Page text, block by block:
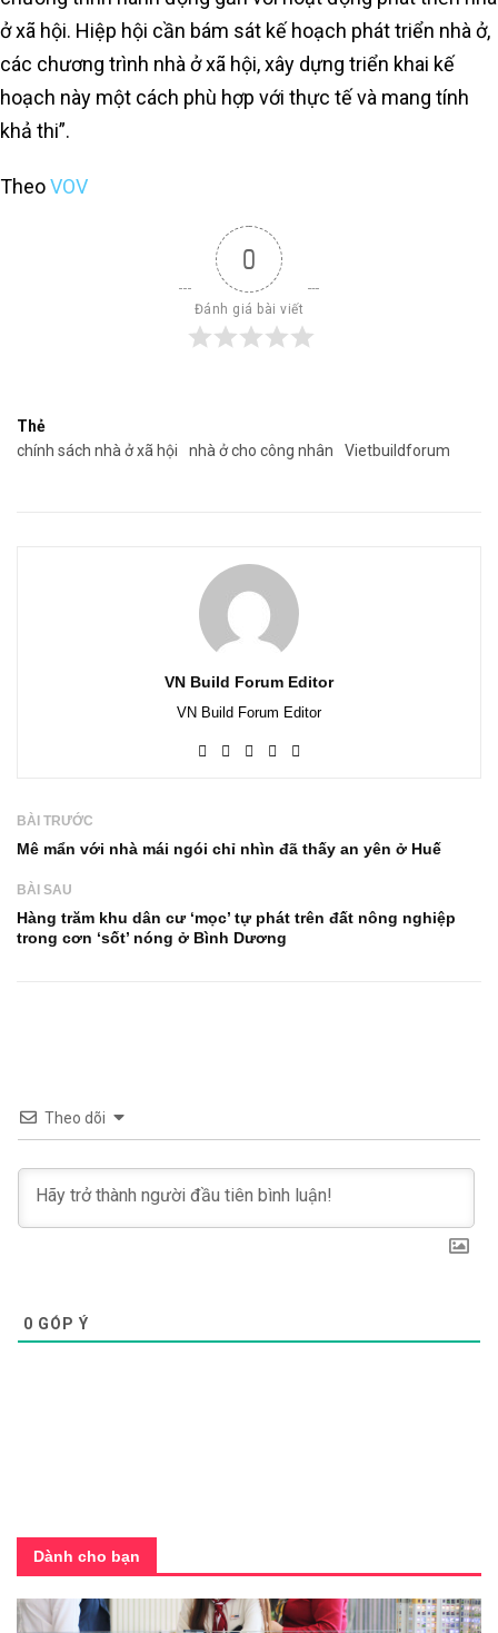
ở xã hội. Hiệp hội cần bám sát kế hoạch phát triển nhà ở,
các chương trình nhà ở xã hội, xây dựng triển khai kế
hoạch này một cách phù hợp với thực tế và mang tính
khả thi”.
TheoVOV
0
Đánh giá bài viết
Thẻ
chính sách nhà ở xã hội
nhà ở cho công nhân Vietbuildforum
VN Build Forum Editor
VN Build Forum Editor
BÀI TRƯỚC
Mê mẩn với nhà mái ngói chỉ nhìn đã thấy an yên ở Huế
BÀI SAU
Hàng trăm khu dân cư ‘mọc’ tự phát trên đất nông nghiệp
trong cơn ‘sốt’ nóng ở Bình Dương
Theo dõi
0 GÓP Ý
Dành cho bạn